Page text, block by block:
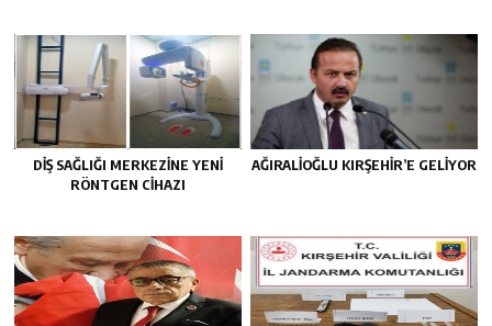
DİŞ SAĞLIĞI MERKEZİNE YENİ
RÖNTGEN CİHAZI
AĞIRALİOĞLU KIRŞEHİR’E GELİYOR